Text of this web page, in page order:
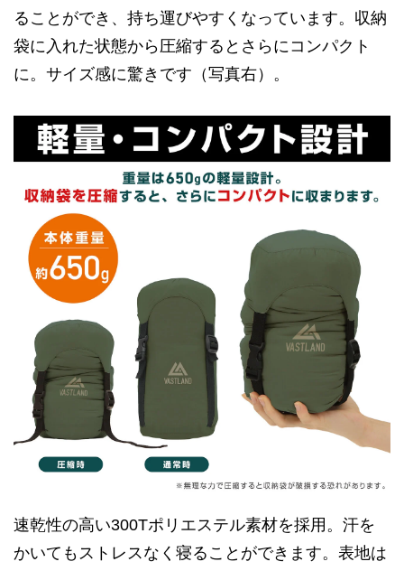
ることができ、持ち運びやすくなっています。収納
袋に入れた状態から圧縮するとさらにコンパクト
に。サイズ感に驚きです（写真右）。
速乾性の高い300Tポリエステル素材を採用。汗を
かいてもストレスなく寝ることができます。表地は